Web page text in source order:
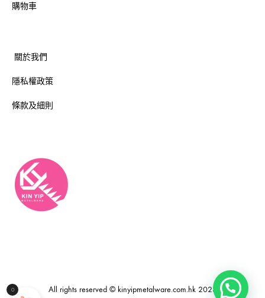
購物車
關於我們
隱私權政策
條款及細則
All rights reserved © kinyipmetalware.com.hk 2023
0